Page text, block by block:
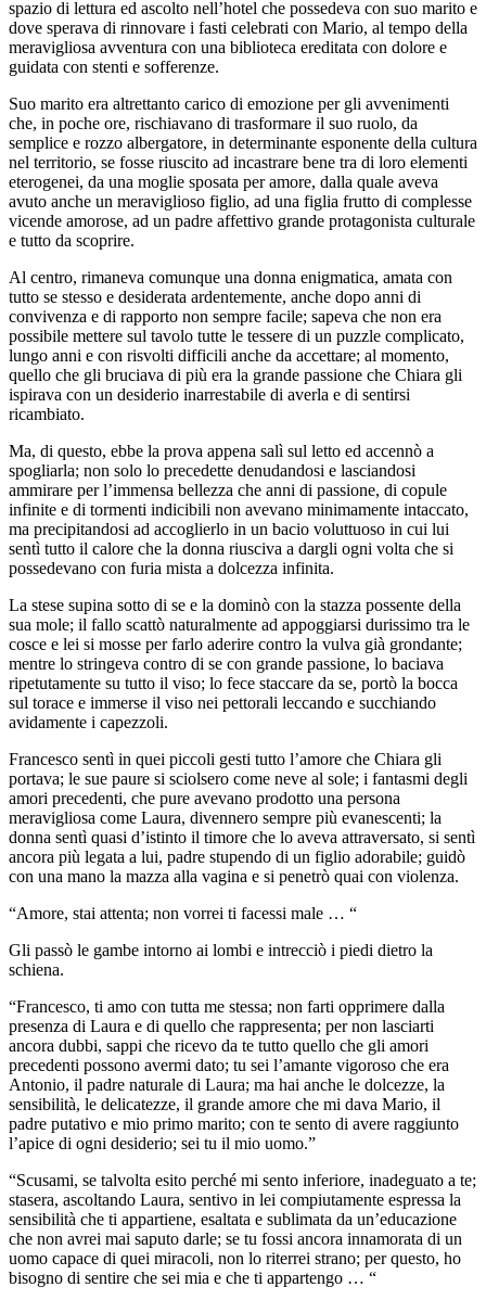
spazio di lettura ed ascolto nell’hotel che possedeva con suo marito e
dove sperava di rinnovare i fasti celebrati con Mario, al tempo della
meravigliosa avventura con una biblioteca ereditata con dolore e
guidata con stenti e sofferenze.
Suo marito era altrettanto carico di emozione per gli avvenimenti
che, in poche ore, rischiavano di trasformare il suo ruolo, da
semplice e rozzo albergatore, in determinante esponente della cultura
nel territorio, se fosse riuscito ad incastrare bene tra di loro elementi
eterogenei, da una moglie sposata per amore, dalla quale aveva
avuto anche un meraviglioso figlio, ad una figlia frutto di complesse
vicende amorose, ad un padre affettivo grande protagonista culturale
e tutto da scoprire.
Al centro, rimaneva comunque una donna enigmatica, amata con
tutto se stesso e desiderata ardentemente, anche dopo anni di
convivenza e di rapporto non sempre facile; sapeva che non era
possibile mettere sul tavolo tutte le tessere di un puzzle complicato,
lungo anni e con risvolti difficili anche da accettare; al momento,
quello che gli bruciava di più era la grande passione che Chiara gli
ispirava con un desiderio inarrestabile di averla e di sentirsi
ricambiato.
Ma, di questo, ebbe la prova appena salì sul letto ed accennò a
spogliarla; non solo lo precedette denudandosi e lasciandosi
ammirare per l’immensa bellezza che anni di passione, di copule
infinite e di tormenti indicibili non avevano minimamente intaccato,
ma precipitandosi ad accoglierlo in un bacio voluttuoso in cui lui
sentì tutto il calore che la donna riusciva a dargli ogni volta che si
possedevano con furia mista a dolcezza infinita.
La stese supina sotto di se e la dominò con la stazza possente della
sua mole; il fallo scattò naturalmente ad appoggiarsi durissimo tra le
cosce e lei si mosse per farlo aderire contro la vulva già grondante;
mentre lo stringeva contro di se con grande passione, lo baciava
ripetutamente su tutto il viso; lo fece staccare da se, portò la bocca
sul torace e immerse il viso nei pettorali leccando e succhiando
avidamente i capezzoli.
Francesco sentì in quei piccoli gesti tutto l’amore che Chiara gli
portava; le sue paure si sciolsero come neve al sole; i fantasmi degli
amori precedenti, che pure avevano prodotto una persona
meravigliosa come Laura, divennero sempre più evanescenti; la
donna sentì quasi d’istinto il timore che lo aveva attraversato, si sentì
ancora più legata a lui, padre stupendo di un figlio adorabile; guidò
con una mano la mazza alla vagina e si penetrò quai con violenza.
“Amore, stai attenta; non vorrei ti facessi male … “
Gli passò le gambe intorno ai lombi e intrecciò i piedi dietro la
schiena.
“Francesco, ti amo con tutta me stessa; non farti opprimere dalla
presenza di Laura e di quello che rappresenta; per non lasciarti
ancora dubbi, sappi che ricevo da te tutto quello che gli amori
precedenti possono avermi dato; tu sei l’amante vigoroso che era
Antonio, il padre naturale di Laura; ma hai anche le dolcezze, la
sensibilità, le delicatezze, il grande amore che mi dava Mario, il
padre putativo e mio primo marito; con te sento di avere raggiunto
l’apice di ogni desiderio; sei tu il mio uomo.”
“Scusami, se talvolta esito perché mi sento inferiore, inadeguato a te;
stasera, ascoltando Laura, sentivo in lei compiutamente espressa la
sensibilità che ti appartiene, esaltata e sublimata da un’educazione
che non avrei mai saputo darle; se tu fossi ancora innamorata di un
uomo capace di quei miracoli, non lo riterrei strano; per questo, ho
bisogno di sentire che sei mia e che ti appartengo … “